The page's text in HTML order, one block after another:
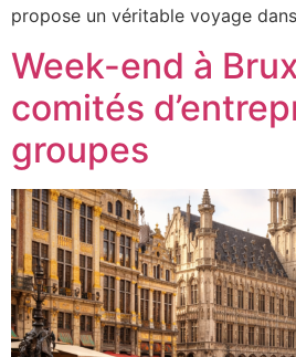
propose un véritable voyage
Week-end à
comités
groupes